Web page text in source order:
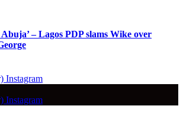
– Lagos PDP slams Wike over
Instagram
Instagram